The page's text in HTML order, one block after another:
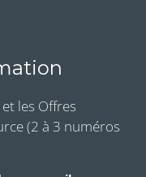
les Offres
(2 à 3 numéros